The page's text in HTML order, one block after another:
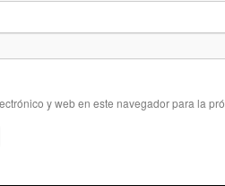
y web en este navegador para la